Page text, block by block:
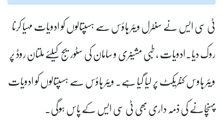
ٹی سی ایس نے سنٹرل ویئر ہاؤس سے ہسپتالوں کو ادویات مہیا کرنا
روک دیا۔ادویات ، طبی مشینری و سامان کی سٹوریج کیلئے ملتان روڈ پر
ویئر ہاوس کنٹریکٹ پر لیا گیا ہے۔ ویئر ہاؤس سے ہسپتالوں کو ادویات
پہنچانے کی ذمہ داری بھی ٹی سی ایس کے پاس ہوگی۔